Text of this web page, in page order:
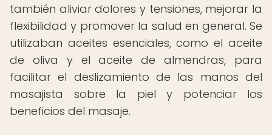
también aliviar dolores y tensiones, mejorar la
flexibilidad y promover la salud en general. Se
utilizaban aceites esenciales, como el aceite
de oliva y el aceite de almendras, para
facilitar el deslizamiento de las manos del
masajista sobre la piel y potenciar los
beneficios del masaje.